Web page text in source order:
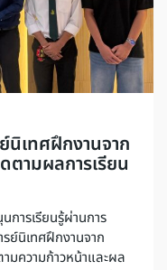
นิเทศฝึกงานจาก
ตามผลการเรียน
ารเรียนรู้ผ่านการ
ย์นิเทศฝึกงานจาก
มความก้าวหน้าและผล